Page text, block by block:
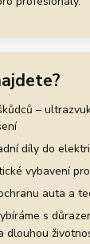
–
díly do
vybavení
auta a
s
dlouhou